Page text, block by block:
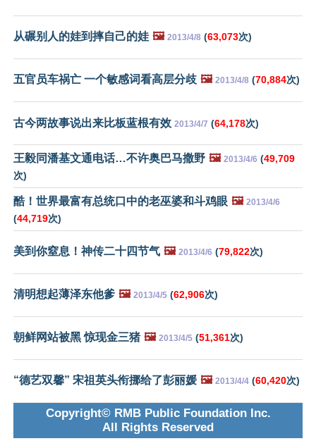
从碾别人的娃到摔自己的娃 🖼️ 2013/4/8 (63,073次)
五官员车祸亡 一个敏感词看高层分歧 🖼️ 2013/4/8 (70,884次)
古今两故事说出来比板蓝根有效 2013/4/7 (64,178次)
王毅同潘基文通电话…不许奥巴马撒野 🖼️ 2013/4/6 (49,709
次)
酷！世界最富有总统口中的老巫婆和斗鸡眼 🖼️ 2013/4/6
(44,719次)
美到你窒息！神传二十四节气 🖼️ 2013/4/6 (79,822次)
清明想起薄泽东他爹 🖼️ 2013/4/5 (62,906次)
朝鲜网站被黑 惊现金三猪 🖼️ 2013/4/5 (51,361次)
“德艺双馨” 宋祖英头衔挪给了彭丽媛 🖼️ 2013/4/4 (60,420次)
Copyright© RMB Public Foundation Inc.
All Rights Reserved